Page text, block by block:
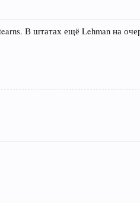
В штатах ещё Lehman на